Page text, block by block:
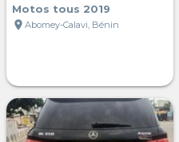
Motos tous 2019
location_on Abomey-Calavi, Bénin